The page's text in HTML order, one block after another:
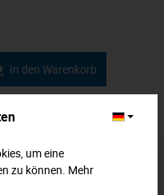
In den Warenkorb
beträgt 7,2 mm.
um eine
zu können. Mehr